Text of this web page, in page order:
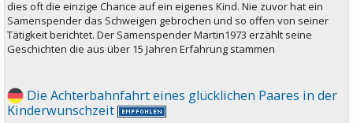
dies oft die einzige Chance auf ein eigenes Kind. Nie zuvor hat ein
Samenspender das Schweigen gebrochen und so offen von seiner
Tätigkeit berichtet. Der Samenspender Martin1973 erzählt seine
Geschichten die aus über 15 Jahren Erfahrung stammen
Die Achterbahnfahrt eines glücklichen Paares in der
Kinderwunschzeit